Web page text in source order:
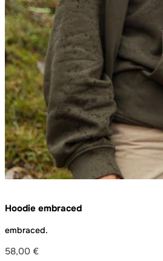
Hoodie embraced
embraced.
58,00 €